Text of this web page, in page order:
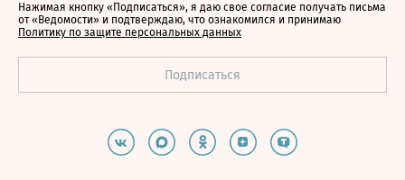
Нажимая кнопку «Подписаться», я даю свое согласие получать письма
от «Ведомости» и подтверждаю, что ознакомился и принимаю
Политику по защите персональных данных